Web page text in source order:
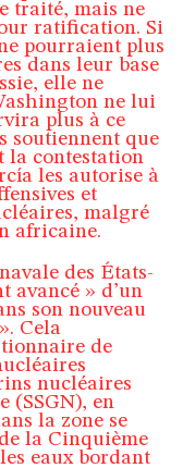
traité, mais ne
ratification. Si
pourraient plus
dans leur base
elle ne
ne lui
plus à ce
soutiennent que
la contestation
les autorise à
et
malgré
africaine.
des États-
avancé » d’un
son nouveau
Cela
de
nucléaires
(SSGN), en
la zone se
la Cinquième
eaux bordant